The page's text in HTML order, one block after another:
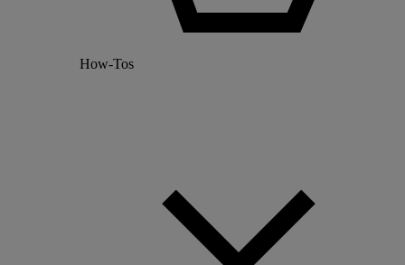
How-Tos